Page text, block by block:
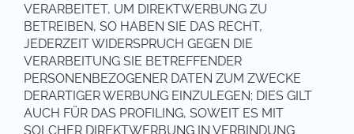
VERARBEITET, UM DIREKTWERBUNG ZU
BETREIBEN, SO HABEN SIE DAS RECHT,
JEDERZEIT WIDERSPRUCH GEGEN DIE
VERARBEITUNG SIE BETREFFENDER
PERSONENBEZOGENER DATEN ZUM ZWECKE
DERARTIGER WERBUNG EINZULEGEN; DIES GILT
AUCH FÜR DAS PROFILING, SOWEIT ES MIT
SOLCHER DIREKTWERBUNG IN VERBINDUNG